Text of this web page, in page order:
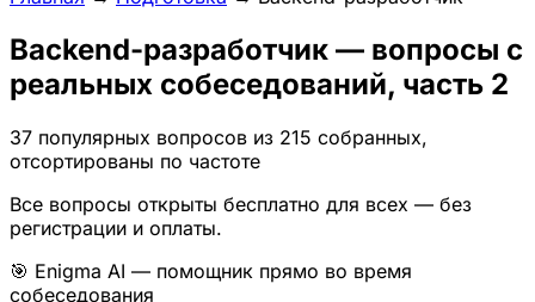
Backend-разработчик — вопросы с
реальных собеседований, часть 2
37 популярных вопросов из 215 собранных,
отсортированы по частоте
Все вопросы открыты бесплатно для всех — без
регистрации и оплаты.
🎯 Enigma AI — помощник прямо во время
собеседования